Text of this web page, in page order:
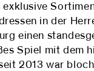
in der
einen
Spiel mit dem
2013 war